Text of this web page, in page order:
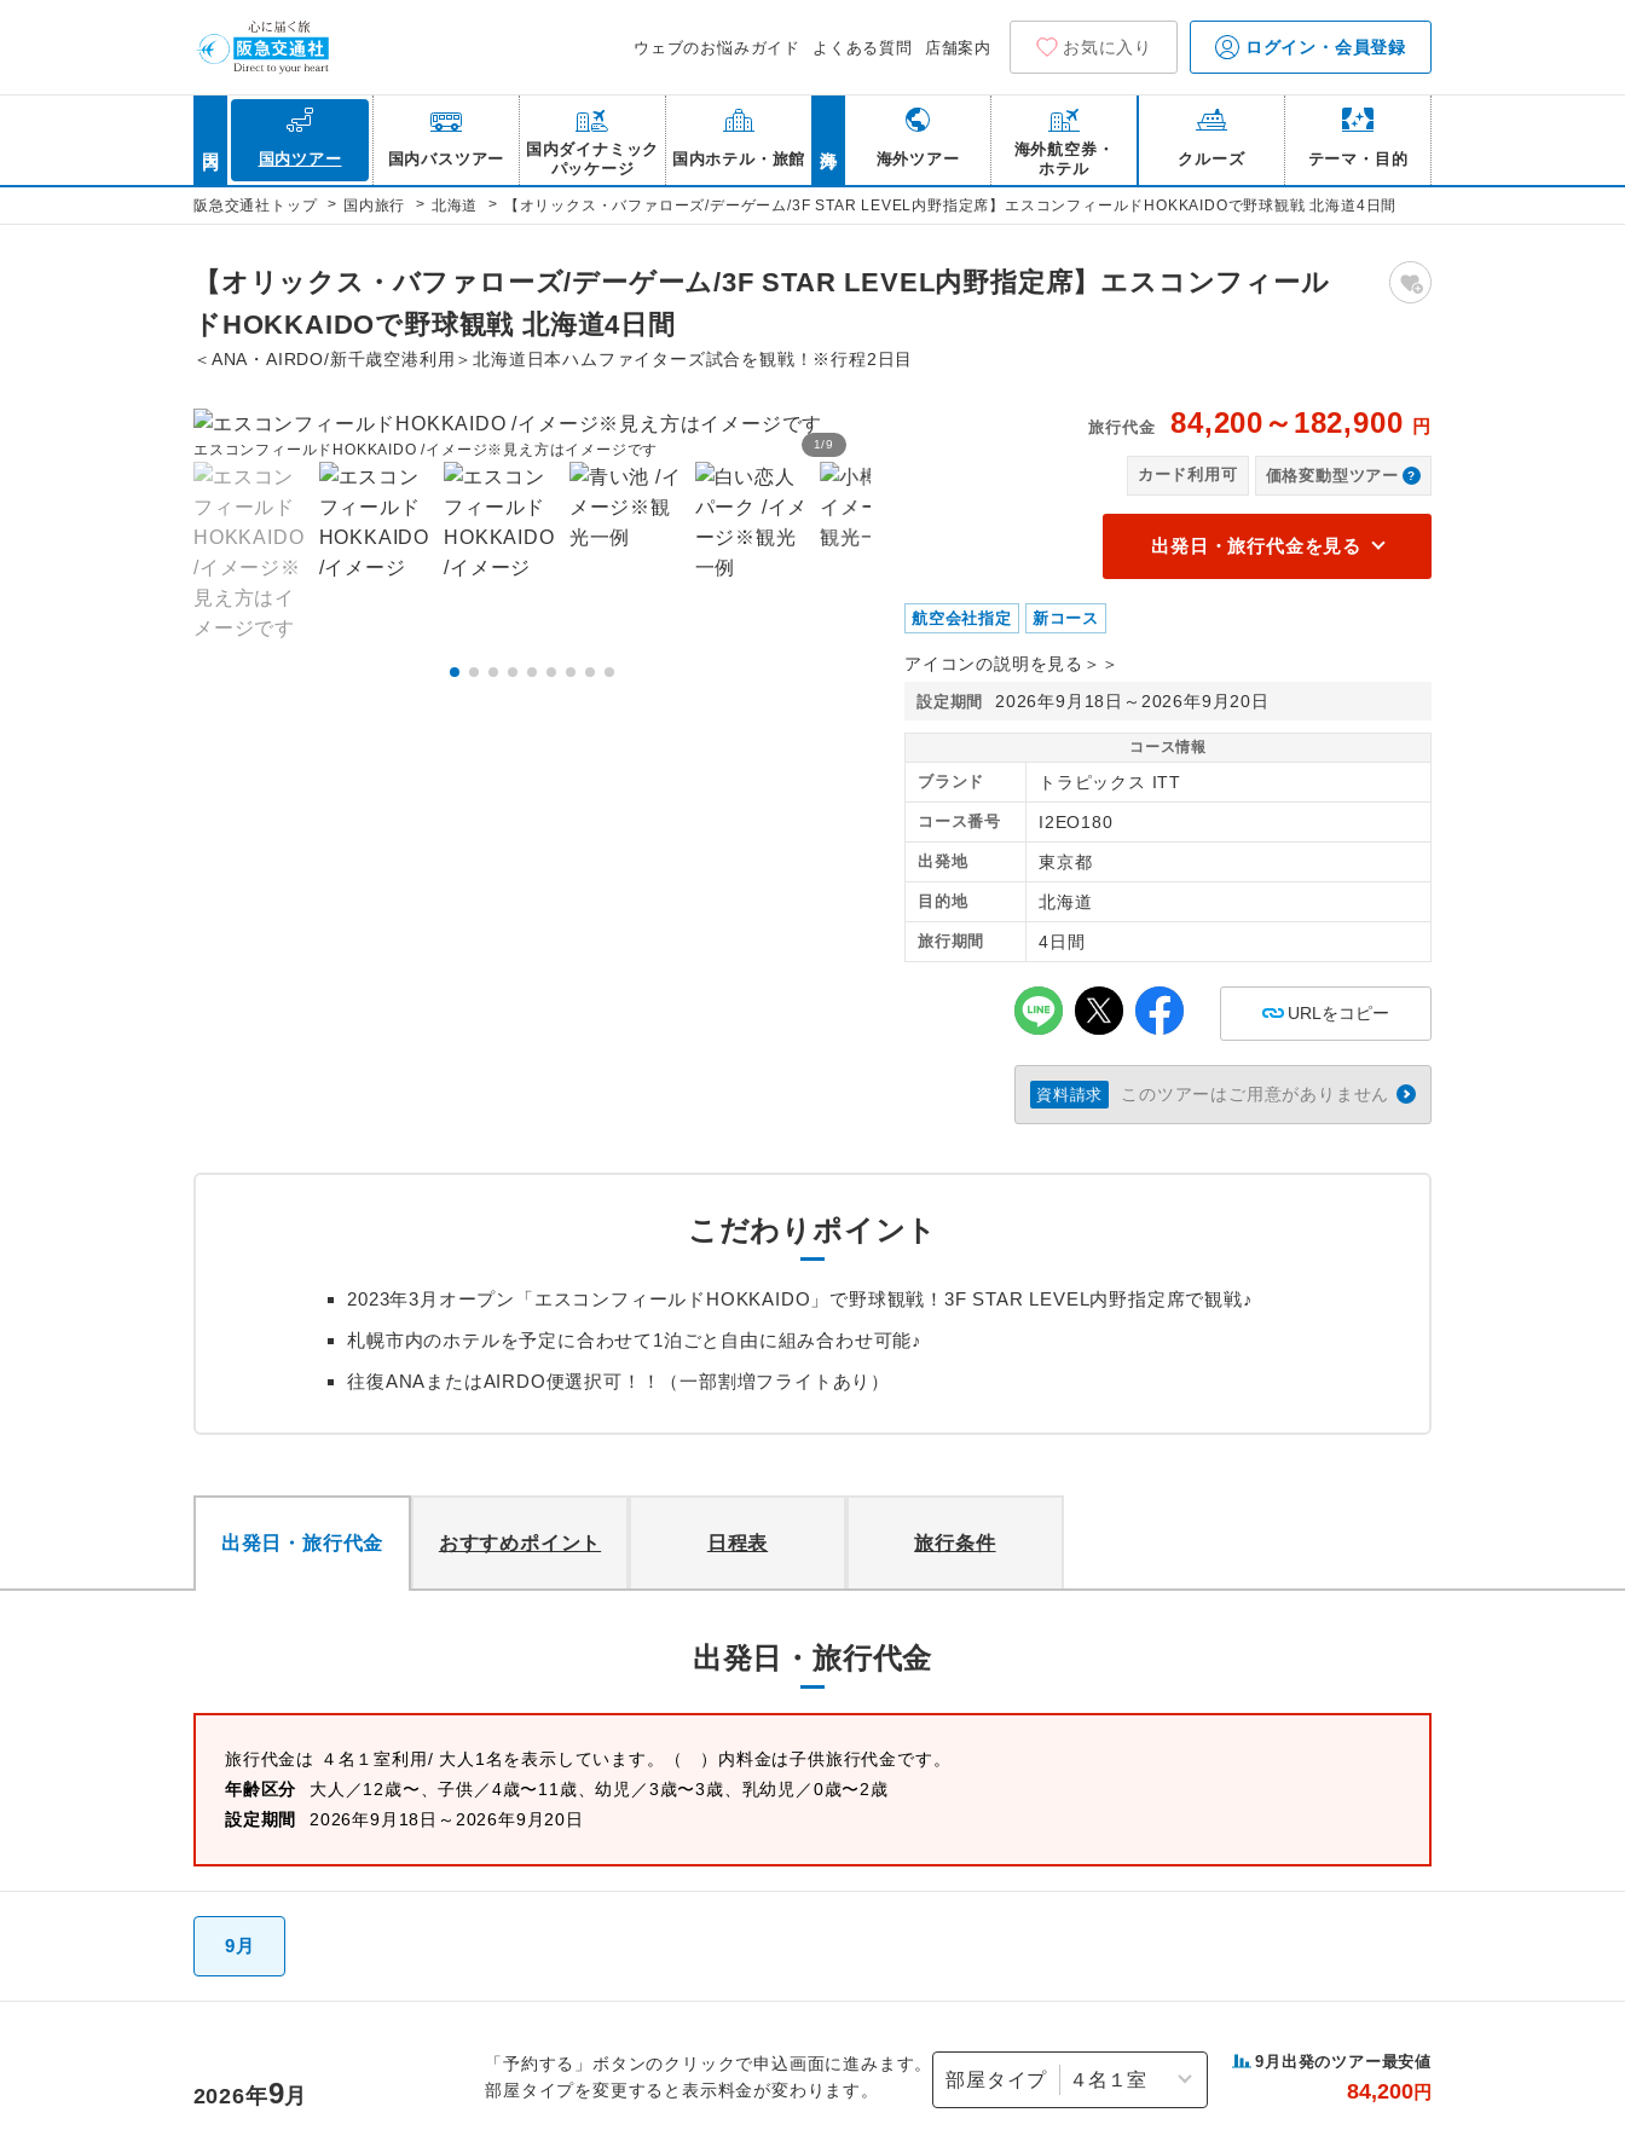
ウェブのお悩みガイド よくある質問 店舗案内 お気に入り ログイン・会員登録
国内ツアー 国内バスツアー
国内ダイナミック
パッケージ
国内ホテル・旅館 海外ツアー
海外航空券・
ホテル
クルーズ テーマ・目的
阪急交通社トップ > 国内旅行 > 北海道 > 【オリックス・バファローズ/デーゲーム/3F STAR LEVEL内野指定席】エスコンフィールドHOKKAIDOで野球観戦 北海道4日間
【オリックス・バファローズ/デーゲーム/3F STAR LEVEL内野指定席】エスコンフィール
ドHOKKAIDOで野球観戦 北海道4日間
＜ANA・AIRDO/新千歳空港利用＞北海道日本ハムファイターズ試合を観戦！※行程2日目
1/9
エスコンフィールドHOKKAIDO /イメージ※見え方はイメージです
旅行代金 84,200～182,900 円
カード利用可 価格変動型ツアー
出発日・旅行代金を見る
航空会社指定 新コース
アイコンの説明を見る＞＞
設定期間 2026年9月18日～2026年9月20日
コース情報
ブランド トラピックス ITT
コース番号 I2EO180
出発地 東京都
目的地 北海道
旅行期間 4日間
URLをコピー
資料請求 このツアーはご用意がありません
こだわりポイント
2023年3月オープン「エスコンフィールドHOKKAIDO」で野球観戦！3F STAR LEVEL内野指定席で観戦♪
札幌市内のホテルを予定に合わせて1泊ごと自由に組み合わせ可能♪
往復ANAまたはAIRDO便選択可！！（一部割増フライトあり）
出発日・旅行代金 おすすめポイント 日程表 旅行条件
出発日・旅行代金
旅行代金は ４名１室利用/ 大人1名を表示しています。
（ ）内料金は子供旅行代金です。
年齢区分
大人／12歳〜、子供／4歳〜11歳、幼児／3歳〜3歳、乳幼児／0歳〜2歳
設定期間
2026年9月18日～2026年9月20日
9月
「予約する」ボタンのクリックで申込画面に進みます。
部屋タイプを変更すると表示料金が変わります。
部屋タイプ
9 月出発のツアー最安値
84,200円
2026年9月